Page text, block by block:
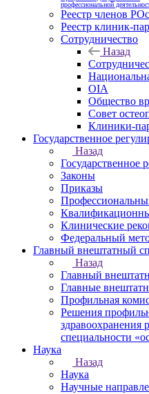
профессиональной
Реестр членов
Реестр клиник-
Сотрудничество
Назад
OIA
Общество
Совет
Клиники-
Государственное
Назад
Государственное
Законы
Приказы
Клинические
Федеральный
Главный внештатный
Назад
Главный
Главные
Профильная
Решения
здравоохранения
специальности
Наука
Назад
Наука
Научные